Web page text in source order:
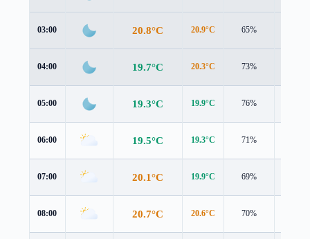
03:00 20.8°C 20.9°C 65%
04:00 19.7°C 20.3°C 73%
05:00 19.3°C 19.9°C 76%
06:00 19.5°C 19.3°C 71%
07:00 20.1°C 19.9°C 69%
08:00 20.7°C 20.6°C 70%